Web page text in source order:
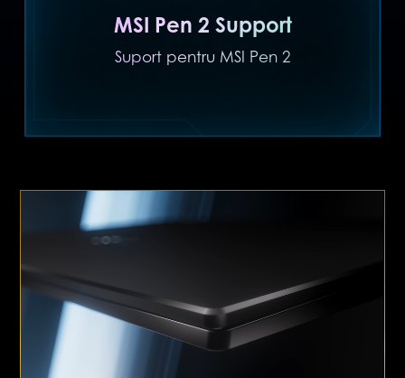
MSI Pen 2 Support
Suport pentru MSI Pen 2